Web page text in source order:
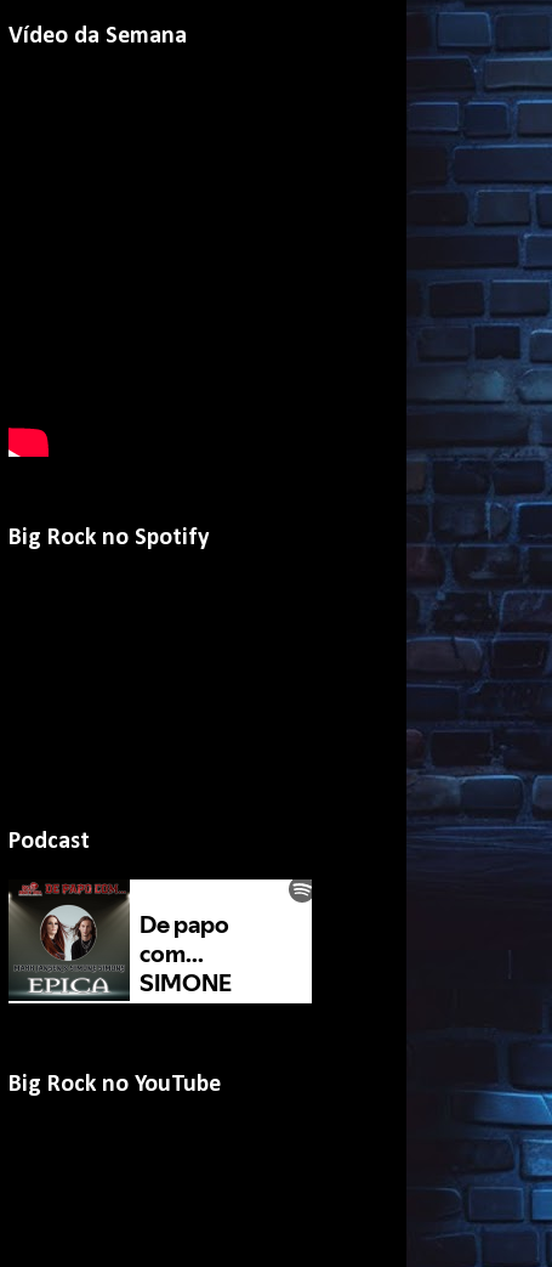
Vídeo da Semana
Big Rock no Spotify
Podcast
Big Rock no YouTube